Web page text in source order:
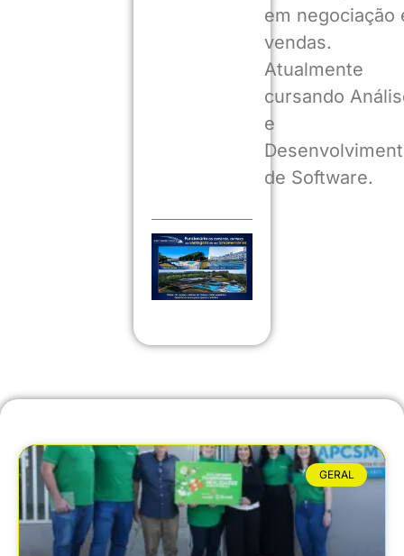
em negociação
vendas.
Atualmente
cursando
e
de Software.
GERAL